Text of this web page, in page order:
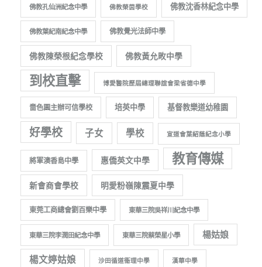
佛教孔仙洲紀念中學 佛教榮茵學校 佛教沈香林紀念中學
佛教葉紀南紀念中學 佛教覺光法師中學
佛教陳榮根紀念學校 佛教黃允畋中學
到校直擊 博愛醫院歷屆總理聯誼會梁省德中學
嗇色園主辦可信學校 培英中學 基督教樂道幼稚園
好學校 子女 學校 宣道會葉紹蔭紀念小學
將軍澳香島中學 惠僑英文中學 教育傳媒
新會商會學校 明愛粉嶺陳震夏中學
東莞工商總會劉百樂中學 東華三院吳祥川紀念中學
東華三院李潤田紀念中學 東華三院蔡榮星小學 楊姑娘
楊文婷姑娘 沙田循道衞理中學 漢華中學